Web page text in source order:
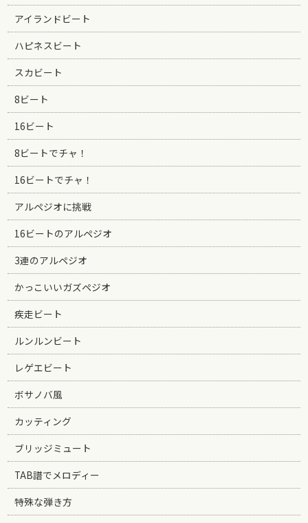
アイランドビート
ハピネスビート
スカビート
8ビート
16ビート
8ビートでチャ！
16ビートでチャ！
アルペジオに挑戦
16ビートのアルペジオ
3連のアルペジオ
かっこいいガズペジオ
疾走ビート
ルンルンビート
レゲエビート
ボサノバ風
カッティング
ブリッジミュート
TAB譜でメロディー
特殊な弾き方